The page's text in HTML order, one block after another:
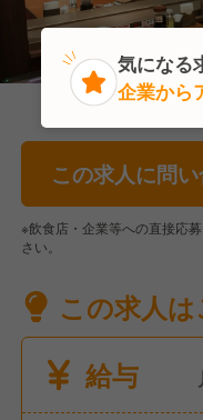
この求人に問
※飲食店・企業等への直接応
さい。
この求人は
給与
気になる
企業から